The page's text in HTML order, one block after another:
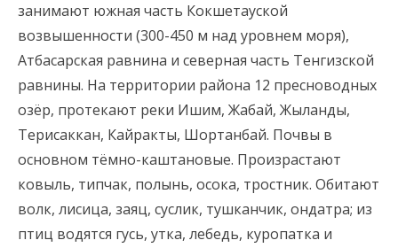
занимают южная часть Кокшетауской
возвышенности (300-450 м над уровнем моря),
Атбасарская равнина и северная часть Тенгизской
равнины. На территории района 12 пресноводных
озёр, протекают реки Ишим, Жабай, Жыланды,
Терисаккан, Кайракты, Шортанбай. Почвы в
основном тёмно-каштановые. Произрастают
ковыль, типчак, полынь, осока, тростник. Обитают
волк, лисица, заяц, суслик, тушканчик, ондатра; из
птиц водятся гусь, утка, лебедь, куропатка и